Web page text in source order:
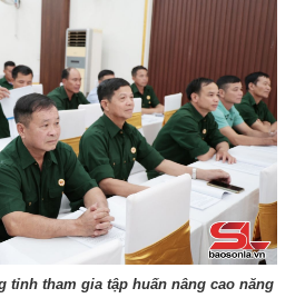
tỉnh tham gia tập huấn nâng cao năng